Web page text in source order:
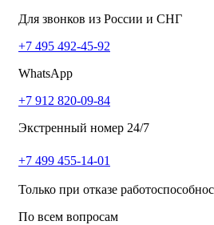
Для звонков из России и СНГ
+7 495 492-45-92
WhatsApp
+7 912 820-09-84
Экстренный номер 24/7
+7 499 455-14-01
Только при отказе
По всем вопросам